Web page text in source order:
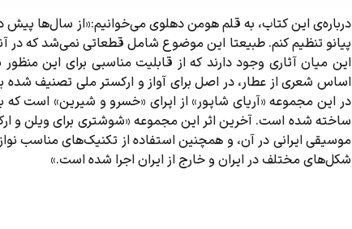
درباره‌ی این کتاب، به قلم هومن دهلوی می‌خوانیم:«از سال‌ها پیش
پیانو تنظیم کنم. طبیعتا این موضوع شامل قطعاتی نمی‌شد که در
این میان آثاری وجود دارند که از قابلیت مناسبی برای این منظور
اساس شعری از عطار، در اصل برای آواز و ارکستر ملی تصنیف شده
در این مجموعه «آریای شاپور» از اپرای «خسرو و شیرین» است که
ساخته شده است. آخرین اثر این مجموعه «شوشتری برای ویلن
موسیقی ایرانی در آن، و همچنین استفاده از تکنیک‌های مناسب
شکل‌های مختلف در ایران و خارج از ایران اجرا شده است.»